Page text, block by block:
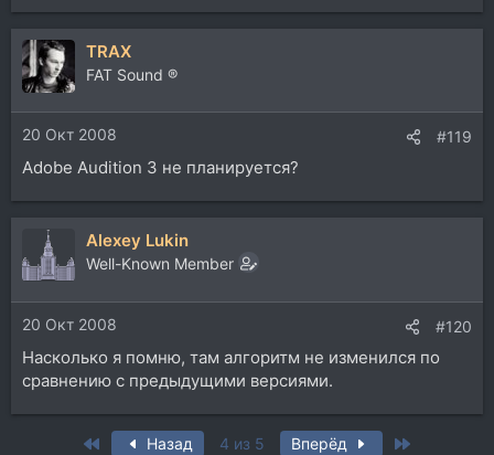
TRAX
FAT Sound ®
20 Окт 2008 #119
Adobe Audition 3 не планируется?
Alexey Lukin
Well-Known Member
20 Окт 2008 #120
Насколько я помню, там алгоритм не изменился по
сравнению с предыдущими версиями.
First Назад 4 из 5 Вперёд